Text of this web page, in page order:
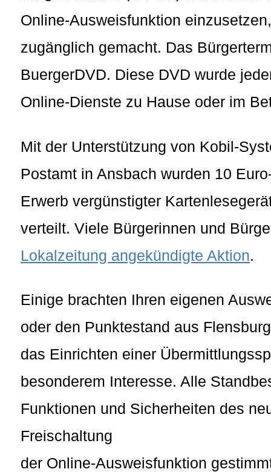
Online-Ausweisfunktion
zugänglich gemacht. Das
BuergerDVD. Diese DVD wurde
Online-Dienste zu Hause oder im
Mit der Unterstützung von Kobil-
Postamt in Ansbach wurden 10
Erwerb vergünstigter
verteilt. Viele Bürgerinnen und
Lokalzeitung angekündigte Aktion.
Einige brachten Ihren eigenen
oder den Punktestand aus
das Einrichten einer
besonderem Interesse. Alle
Funktionen und Sicherheiten des
Freischaltung
der Online-Ausweisfunktion